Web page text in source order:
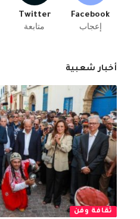
Facebook
إعجاب
Twitter
متابعة
أخبار شعبية
ثقافة وفن